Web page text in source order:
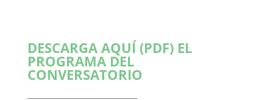
DESCARGA AQUÍ (PDF) EL
PROGRAMA DEL
CONVERSATORIO